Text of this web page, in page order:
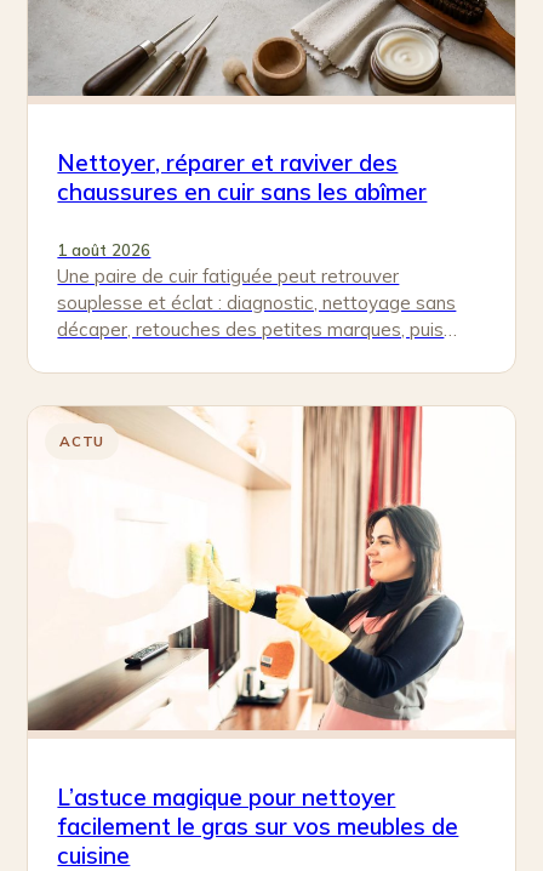
Nettoyer, réparer et raviver des
chaussures en cuir sans les abîmer
1 août 2026
Une paire de cuir fatiguée peut retrouver
souplesse et éclat : diagnostic, nettoyage sans
décaper, retouches des petites marques, puis
ACTU
L’astuce magique pour nettoyer
facilement le gras sur vos meubles de
cuisine